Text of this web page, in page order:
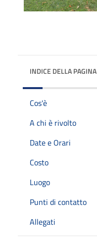
INDICE DELLA PAGINA
Cos'è
A chi è rivolto
Date e Orari
Costo
Luogo
Punti di contatto
Allegati